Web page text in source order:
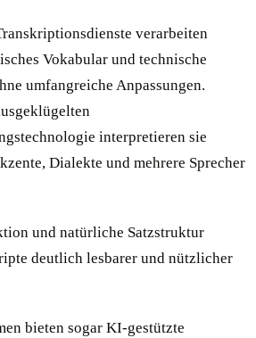
verarbeiten
Vokabular und technische
umfangreiche Anpassungen.
interpretieren sie
Dialekte und mehrere Sprecher
und natürliche Satzstruktur
deutlich lesbarer und nützlicher
bieten sogar KI-gestützte